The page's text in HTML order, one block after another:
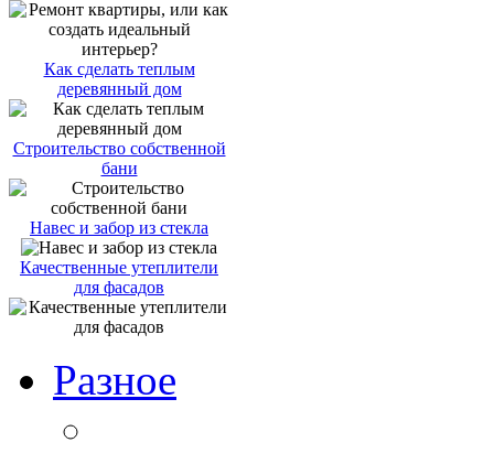
Как сделать теплым
деревянный дом
Строительство собственной
бани
Навес и забор из стекла
Качественные утеплители
для фасадов
Разное